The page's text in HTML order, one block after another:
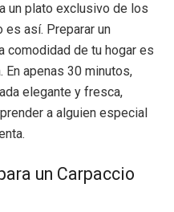
un plato exclusivo de los
es así. Preparar un
comodidad de tu hogar es
apenas 30 minutos,
elegante y fresca,
a alguien especial
un Carpaccio